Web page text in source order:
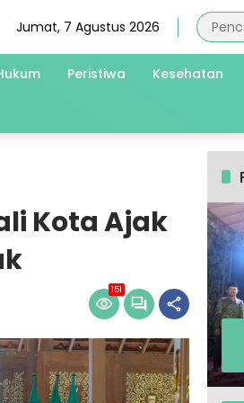
Jumat, 7 Agustus 2026
Peristiwa Kesehatan
Kota Ajak
151